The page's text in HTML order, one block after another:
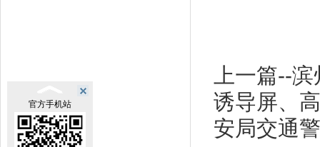
上一篇--
诱导屏、
安局交通
官方手机站